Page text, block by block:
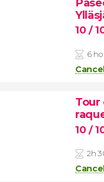
10 /
6
Tour
10 /
2h